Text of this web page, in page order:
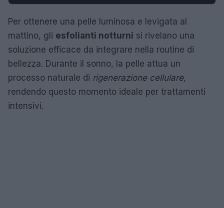
Per ottenere una pelle luminosa e levigata al
mattino, gli esfolianti notturni si rivelano una
soluzione efficace da integrare nella routine di
bellezza. Durante il sonno, la pelle attua un
processo naturale di rigenerazione cellulare,
rendendo questo momento ideale per trattamenti
intensivi.